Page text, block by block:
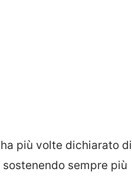
più volte dichiarato di
sempre più